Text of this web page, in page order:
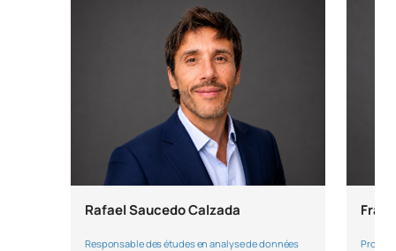
Rafael Saucedo Calzada
Responsable des études en analyse de données